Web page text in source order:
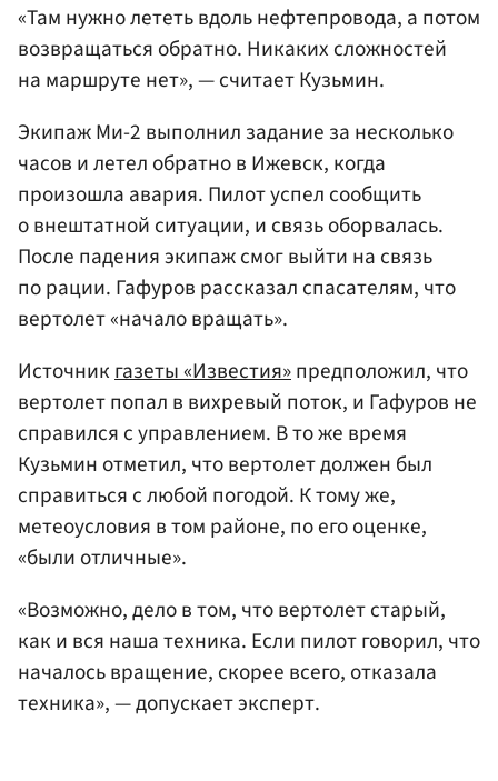
«Там нужно лететь вдоль нефтепровода, а потом
возвращаться обратно. Никаких сложностей
на маршруте нет», — считает Кузьмин.
Экипаж Ми-2 выполнил задание за несколько
часов и летел обратно в Ижевск, когда
произошла авария. Пилот успел сообщить
о внештатной ситуации, и связь оборвалась.
После падения экипаж смог выйти на связь
по рации. Гафуров рассказал спасателям, что
вертолет «начало вращать».
Источникгазеты «Известия»предположил, что
вертолет попал в вихревый поток, и Гафуров не
справился с управлением. В то же время
Кузьмин отметил, что вертолет должен был
справиться с любой погодой. К тому же,
метеоусловия в том районе, по его оценке,
«были отличные».
«Возможно, дело в том, что вертолет старый,
как и вся наша техника. Если пилот говорил, что
началось вращение, скорее всего, отказала
техника», — допускает эксперт.